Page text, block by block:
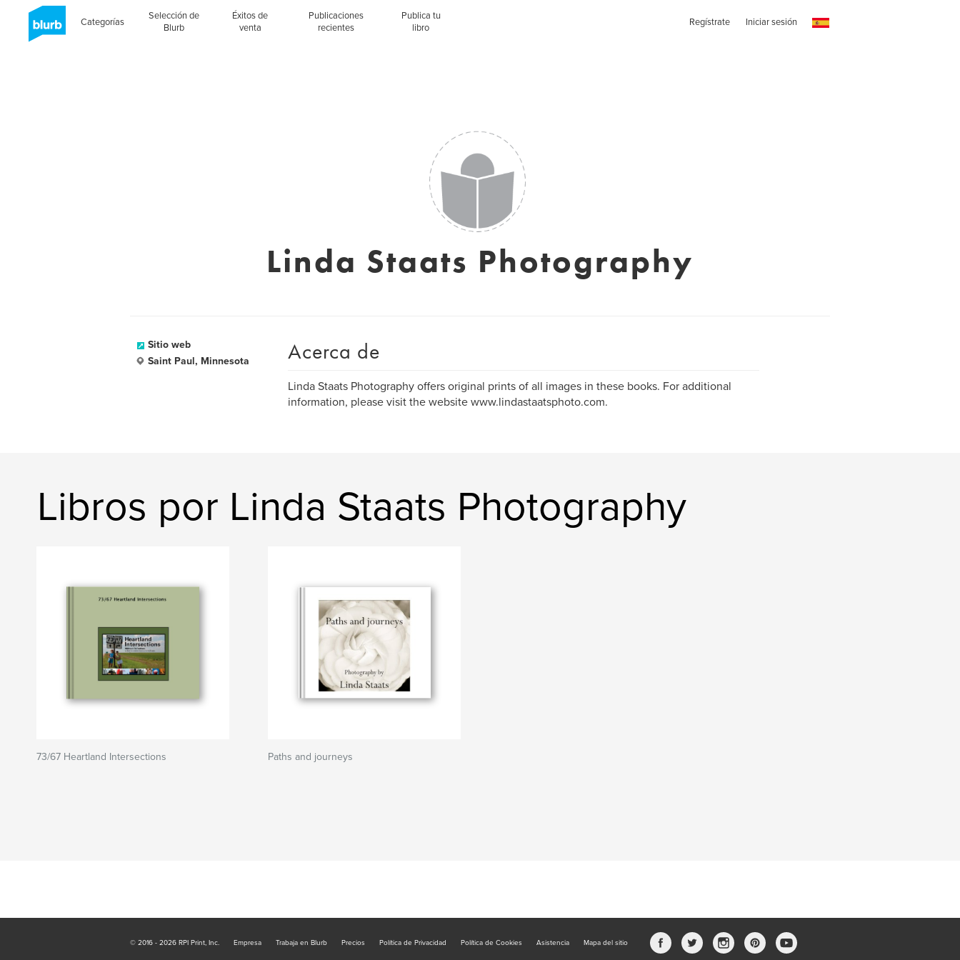
Categorías
Selección de
Blurb
Éxitos de
venta
Publicaciones
recientes
Publica tu
libro
Regístrate Iniciar sesión
Linda Staats Photography
Sitio web
Saint Paul, Minnesota
Acerca de
Linda Staats Photography offers original prints of all images in these books. For additional
information, please visit the website www.lindastaatsphoto.com.
Libros por Linda Staats Photography
73/67 Heartland Intersections Paths and journeys
© 2016 - 2026 RPI Print, Inc. Empresa Trabaja en Blurb Precios Política de Privacidad Política de Cookies Asistencia Mapa del sitio